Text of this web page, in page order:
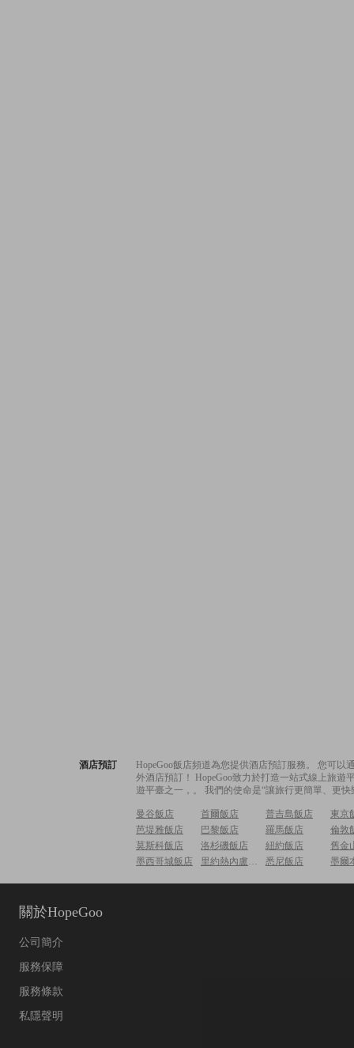
酒店預訂
HopeGoo飯店頻道為您提供酒店預訂服務。 您可
外酒店預訂！ HopeGoo致力於打造一站式線上旅
遊平臺之一，。 我們的使命是“讓旅行更簡單、更
曼谷飯店 首爾飯店 普吉島飯店
東京
芭堤雅飯店
巴黎飯店 羅馬飯店
倫敦
莫斯科飯店
洛杉磯飯店 紐約飯店
舊金
墨西哥城飯店
里約熱內盧飯店 悉尼飯店 墨爾
關於HopeGoo
公司簡介
服務保障
服務條款
私隱聲明